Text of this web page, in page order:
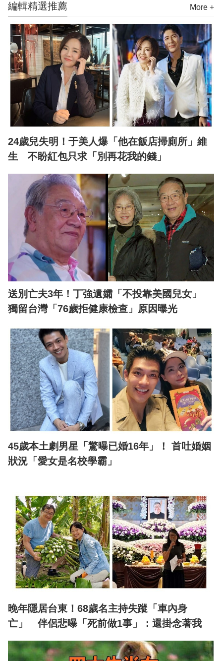
編輯精選推薦 More +
24歲兒失明！于美人爆「他在飯店掃廁所」維
生 不盼紅包只求「別再花我的錢」
送別亡夫3年！丁強遺孀「不投靠美國兒女」
獨留台灣「76歲拒健康檢查」原因曝光
45歲本土劇男星「驚曝已婚16年」！ 首吐婚姻
狀況「愛女是名校學霸」
晚年隱居台東！68歲名主持失蹤「車內身
亡」 伴侶悲曝「死前做1事」：還掛念著我